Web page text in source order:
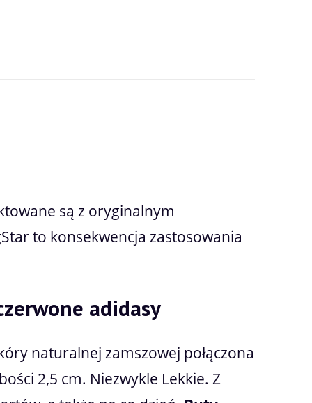
są z oryginalnym
to konsekwencja zastosowania
adidasy
naturalnej zamszowej połączona
2,5 cm. Niezwykle Lekkie. Z